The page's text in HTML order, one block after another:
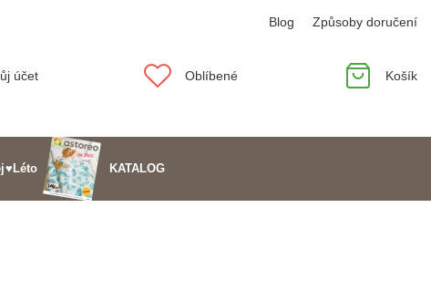
Blog Způsoby doručení
účet Oblíbené Košík
♥Léto KATALOG